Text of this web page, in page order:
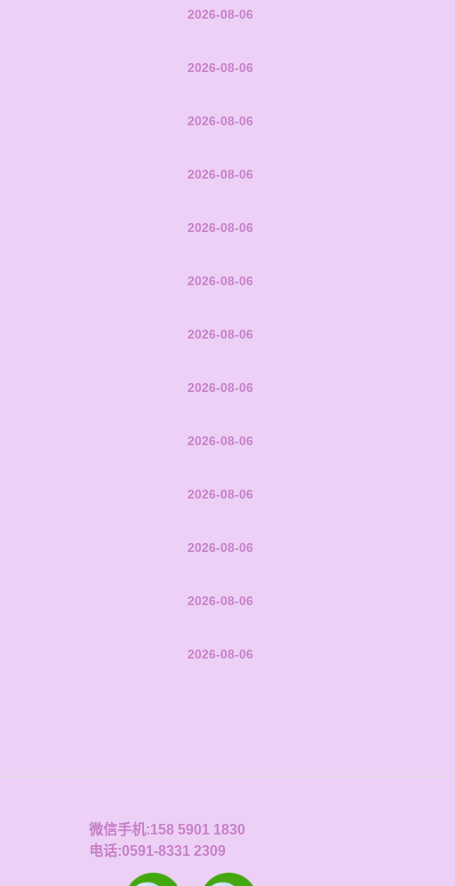
2026-08-06
2026-08-06
2026-08-06
2026-08-06
2026-08-06
2026-08-06
2026-08-06
2026-08-06
2026-08-06
2026-08-06
2026-08-06
2026-08-06
2026-08-06
微信手机:158 5901 1830
电话:0591-8331 2309